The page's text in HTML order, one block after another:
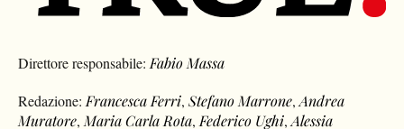
Direttore responsabile: Fabio Massa
Redazione: Francesca Ferri,Stefano Marrone,Andrea
Muratore, Maria Carla Rota, Federico Ughi,Alessia